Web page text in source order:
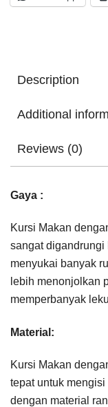
Description
Additional
Reviews (0)
Gaya :
Kursi Makan
sangat digandrungi
menyukai banyak
lebih menonjolkan
memperbanyak
Material:
Kursi Makan
tepat untuk
dengan material